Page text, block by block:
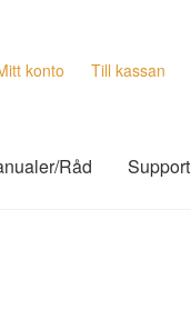
konto Till kassan
Råd Support